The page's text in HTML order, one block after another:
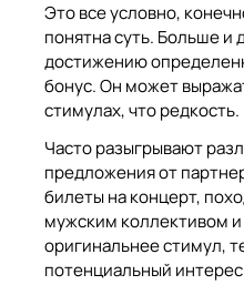
Это все условно,
понятна суть. Больше и
достижению
бонус. Он может
стимулах, что редкость.
Часто разыгрывают
предложения от
билеты на концерт,
мужским коллективом
оригинальнее стимул,
потенциальный